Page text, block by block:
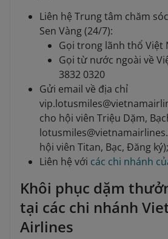
Liên hệ Trung tâm chăm
Sen Vàng (24/7):
Gọi trong lãnh thổ Việt
Gọi từ nước ngoài về
3832 0320
Gửi email về địa chỉ
cho hội viên Triệu Dặm,
hội viên Titan, Bạc, Đăng ký);
Liên hệ với các chi nhánh
Khôi phục dặm
tại các chi nhánh
Airlines